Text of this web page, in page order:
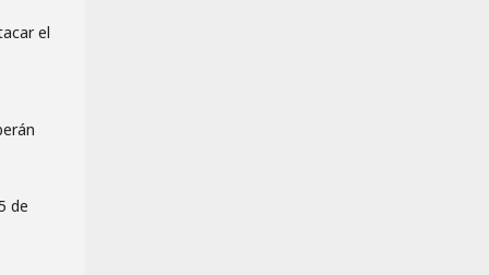
el
de